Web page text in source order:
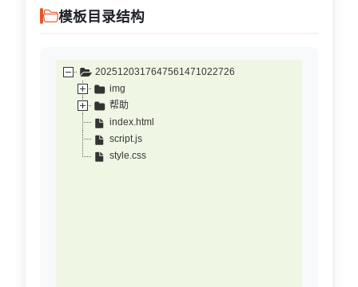
模板目录结构
2025120317647561471022726
img
帮助
index.html
script.js
style.css